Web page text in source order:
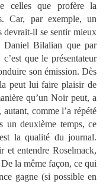
celles que profère la
Car, par exemple, un
devrait-il se sentir mieux
Daniel Bilalian que par
que le présentateur
son émission. Dès
peut lui faire plaisir de
qu’un Noir peut, a
comme l’a répété
un deuxième temps, ce
la qualité du journal.
et entendre Roselmack,
la même façon, ce qui
gagne (si possible en